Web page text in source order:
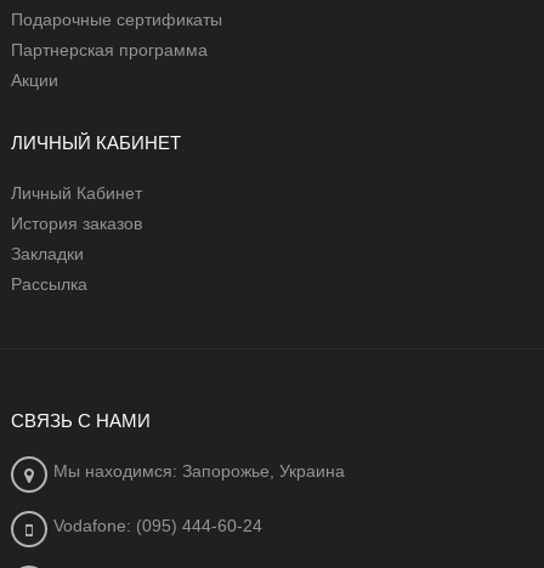
Подарочные сертификаты
Партнерская программа
Акции
ЛИЧНЫЙ КАБИНЕТ
Личный Кабинет
История заказов
Закладки
Рассылка
СВЯЗЬ С НАМИ
Мы находимся: Запорожье, Украина
Vodafone: (095) 444-60-24